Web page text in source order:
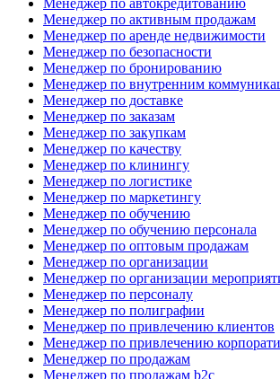
Менеджер по автокредитованию
Менеджер по активным продажам
Менеджер по аренде недвижимости
Менеджер по безопасности
Менеджер по бронированию
Менеджер по внутренним
Менеджер по доставке
Менеджер по заказам
Менеджер по закупкам
Менеджер по качеству
Менеджер по клинингу
Менеджер по логистике
Менеджер по маркетингу
Менеджер по обучению
Менеджер по обучению персонала
Менеджер по оптовым продажам
Менеджер по организации
Менеджер по организации
Менеджер по персоналу
Менеджер по полиграфии
Менеджер по привлечению клиентов
Менеджер по привлечению
Менеджер по продажам
Менеджер по продажам b2c